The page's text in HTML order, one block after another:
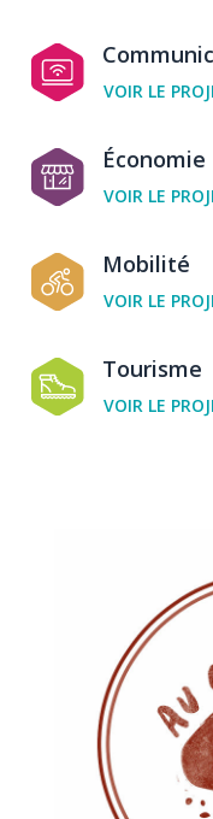
Catégorie
de
VOIR LE
Catégorie
de
Économie
VOIR LE
Catégorie
de
Mobilité
VOIR LE
Catégorie
de
Tourisme
VOIR LE